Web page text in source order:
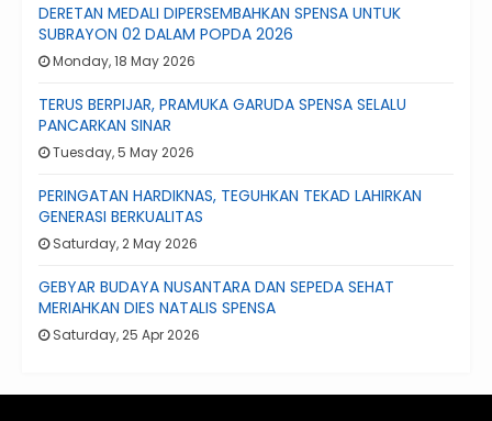
DERETAN MEDALI DIPERSEMBAHKAN SPENSA UNTUK
SUBRAYON 02 DALAM POPDA 2026
Monday, 18 May 2026
TERUS BERPIJAR, PRAMUKA GARUDA SPENSA SELALU
PANCARKAN SINAR
Tuesday, 5 May 2026
PERINGATAN HARDIKNAS, TEGUHKAN TEKAD LAHIRKAN
GENERASI BERKUALITAS
Saturday, 2 May 2026
GEBYAR BUDAYA NUSANTARA DAN SEPEDA SEHAT
MERIAHKAN DIES NATALIS SPENSA
Saturday, 25 Apr 2026